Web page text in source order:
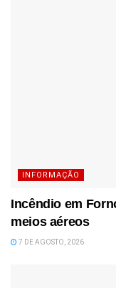
INFORMAÇÃO
Incêndio em
meios aéreos
7 DE AGOSTO, 2026